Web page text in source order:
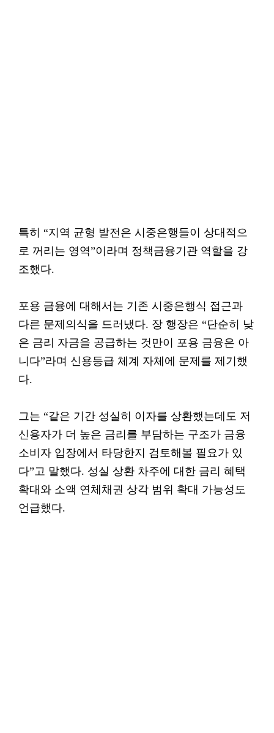
특히 “지역 균형 발전은 시중은행들이 상대적으
로 꺼리는 영역”이라며 정책금융기관 역할을 강
조했다.
포용 금융에 대해서는 기존 시중은행식 접근과
다른 문제의식을 드러냈다. 장 행장은 “단순히 낮
은 금리 자금을 공급하는 것만이 포용 금융은 아
니다”라며 신용등급 체계 자체에 문제를 제기했
다.
그는 “같은 기간 성실히 이자를 상환했는데도 저
신용자가 더 높은 금리를 부담하는 구조가 금융
소비자 입장에서 타당한지 검토해볼 필요가 있
다”고 말했다. 성실 상환 차주에 대한 금리 혜택
확대와 소액 연체채권 상각 범위 확대 가능성도
언급했다.